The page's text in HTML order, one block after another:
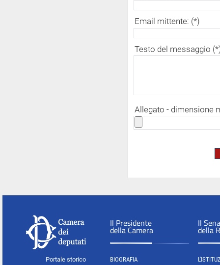
Email mittente: (*)
Testo del messaggio
Allegato - dimensione
Portale storico
Il Presidente
della Camera
BIOGRAFIA
Il
della